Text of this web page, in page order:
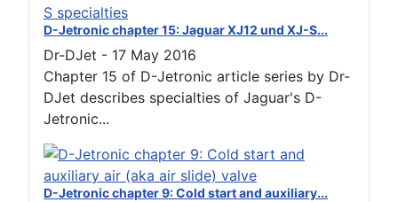
D-Jetronic chapter 15: Jaguar XJ12 und XJ-S...
Dr-DJet - 17 May 2016
Chapter 15 of D-Jetronic article series by Dr-
DJet describes specialties of Jaguar's D-
Jetronic...
D-Jetronic chapter 9: Cold start and auxiliary...